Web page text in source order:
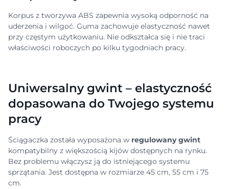
Korpus z tworzywa ABS zapewnia wysoką odporność na
uderzenia i wilgoć. Guma zachowuje elastyczność nawet
przy częstym użytkowaniu. Nie odkształca się i nie traci
właściwości roboczych po kilku tygodniach pracy.
Uniwersalny gwint – elastyczność
dopasowana do Twojego systemu
pracy
Ściągaczka została wyposażona w regulowany gwint
kompatybilny z większością kijów dostępnych na rynku.
Bez problemu włączysz ją do istniejącego systemu
sprzątania. Jest dostępna w rozmiarze 45 cm, 55 cm i 75
cm.